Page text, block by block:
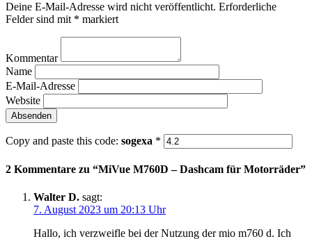
Deine E-Mail-Adresse wird nicht veröffentlicht. Erforderliche
Felder sind mit * markiert
Kommentar
Name
E-Mail-Adresse
Website
Copy and paste this code: sogexa *
2 Kommentare zu “MiVue M760D – Dashcam für Motorräder”
Walter D. sagt:
7. August 2023 um 20:13 Uhr
Hallo, ich verzweifle bei der Nutzung der mio m760 d. Ich